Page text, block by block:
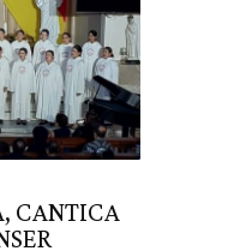
CANTICA